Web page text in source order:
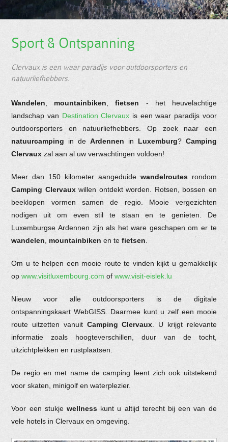
Sport & Ontspanning
Clervaux is een waar paradijs voor outdoorsporters en
natuurliefhebbers.
Wandelen, mountainbiken,fietsen - het heuvelachtige
landschap van Destination Clervaux is een waar paradijs voor
outdoorsporters en natuurliefhebbers. Op zoek naar een
natuurcamping in de Ardennen in Luxemburg? Camping
Clervaux zal aan al uw verwachtingen voldoen!
Meer dan 150 kilometer aangeduide wandelroutesrondom
Camping Clervauxwillen ontdekt worden. Rotsen, bossen en
beeklopen vormen samen de regio. Mooie vergezichten
nodigen uit om even stil te staan en te genieten. De
Luxemburgse Ardennen zijn als het ware geschapen om er te
wandelen, mountainbiken en tefietsen.
Om u te helpen een mooie route te vinden kijkt u gemakkelijk
opwww.visitluxembourg.com ofwww.visit-eislek.lu
Nieuw voor alle outdoorsporters is de digitale
ontspanningskaart WebGISS. Daarmee kunt u zelf een mooie
route uitzetten vanuit Camping Clervaux. U krijgt relevante
informatie zoals hoogteverschillen, duur van de tocht,
uitzichtplekken en rustplaatsen.
De regio en met name de camping leent zich ook uitstekend
voor skaten, minigolf en waterplezier.
Voor een stukje wellness kunt u altijd terecht bij een van de
vele hotels in Clervaux en omgeving.